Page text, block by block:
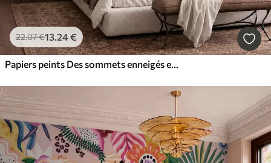
22.07€13.24€
Papiers peints Des sommets enneigés et un lac paisible aux reflets miroitants